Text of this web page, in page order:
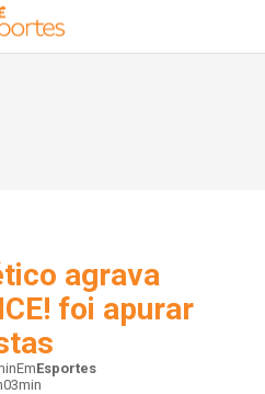
agrava
foi apurar
EmEsportes